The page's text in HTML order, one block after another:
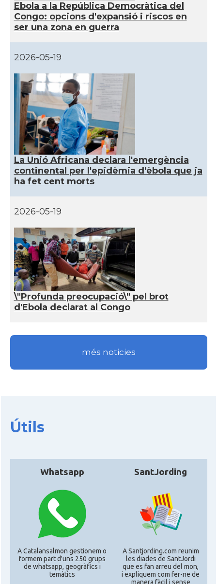
Ebola a la República Democràtica del
Congo: opcions d'expansió i riscos en
ser una zona en guerra
2026-05-19
La Unió Africana declara l'emergència
continental per l'epidèmia d'èbola que ja
ha fet cent morts
2026-05-19
\"Profunda preocupació\" pel brot
d'Ebola declarat al Congo
més noticies
Útils
Whatsapp
A Catalansalmon gestionem o
formem part d'uns 250 grups
de whatsapp, geogràfics i
temàtics
SantJording
A Santjording.com reunim
les diades de SantJordi
que es fan arreu del mon,
i expliquem com fer-ne de
manera fàcil i sense